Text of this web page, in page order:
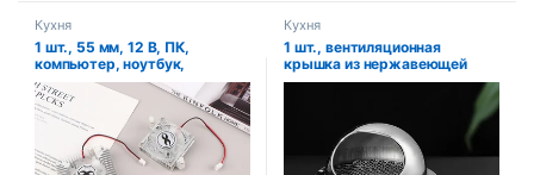
Кухня
1 шт., 55 мм, 12 В, ПК,
компьютер, ноутбук,
процессор, VGA, кулер для
видеокарты, охлаждающий
вентилятор, радиатор,
шарик, аксессуары для
вентиляторов видеокарты
Кухня
1 шт., вентиляционная
крышка из нержавеющей
стали, наружная стена,
воздуха, круглая крышка для
нагрева и охлаждения,
полусферический дизайн
капота